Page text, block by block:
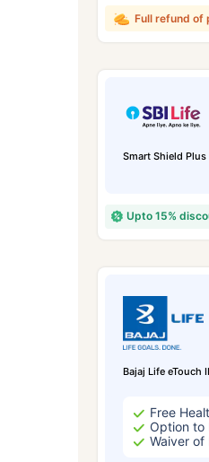
Full refund of
Smart Shield Plus
Upto 15%
Bajaj Life eTouch II
Free
Option to
Waiver of